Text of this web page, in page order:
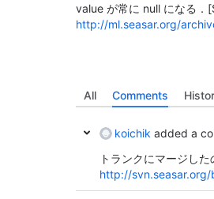
value が常に null になる．
http://ml.seasar.org/
All Comments
koichik added a
トランクにマージした
http://